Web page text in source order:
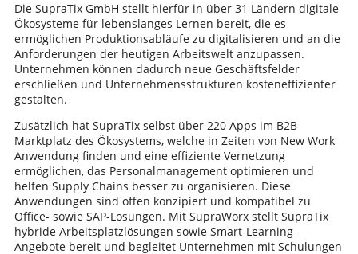
Die SupraTix GmbH stellt hierfür in über 31 Ländern digitale
Ökosysteme für lebenslanges Lernen bereit, die es
ermöglichen Produktionsabläufe zu digitalisieren und an die
Anforderungen der heutigen Arbeitswelt anzupassen.
Unternehmen können dadurch neue Geschäftsfelder
erschließen und Unternehmensstrukturen kosteneffizienter
gestalten.
Zusätzlich hat SupraTix selbst über 220 Apps im B2B-
Marktplatz des Ökosystems, welche in Zeiten von New Work
Anwendung finden und eine effiziente Vernetzung
ermöglichen, das Personalmanagement optimieren und
helfen Supply Chains besser zu organisieren. Diese
Anwendungen sind offen konzipiert und kompatibel zu
Office- sowie SAP-Lösungen. Mit SupraWorx stellt SupraTix
hybride Arbeitsplatzlösungen sowie Smart-Learning-
Angebote bereit und begleitet Unternehmen mit Schulungen